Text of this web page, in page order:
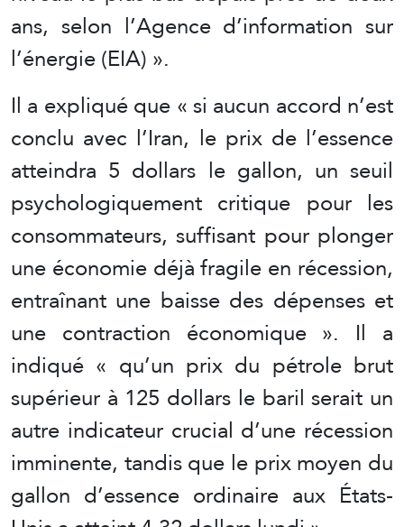
ans, selon l’Agence d’information sur
l’énergie (EIA) ».
Il a expliqué que « si aucun accord n’est
conclu avec l’Iran, le prix de l’essence
atteindra 5 dollars le gallon, un seuil
psychologiquement critique pour les
consommateurs, suffisant pour plonger
une économie déjà fragile en récession,
entraînant une baisse des dépenses et
une contraction économique ». Il a
indiqué « qu’un prix du pétrole brut
supérieur à 125 dollars le baril serait un
autre indicateur crucial d’une récession
imminente, tandis que le prix moyen du
gallon d’essence ordinaire aux États-